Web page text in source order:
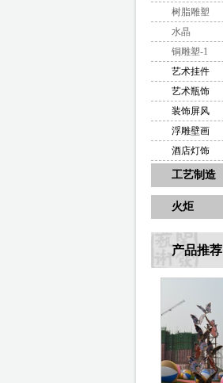
树脂雕塑
水晶
铜雕塑-1
艺术挂件
艺术瓶饰
装饰屏风
浮雕壁画
酒店灯饰
工艺制造
火炬
产品推荐